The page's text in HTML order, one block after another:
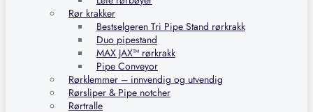
Rør krakker
Bestselgeren Tri Pipe Stand rørkrakk
Duo pipestand
MAX JAX™ rørkrakk
Pipe Conveyor
Rørklemmer – innvendig og utvendig
Rørsliper & Pipe notcher
Rørtralle